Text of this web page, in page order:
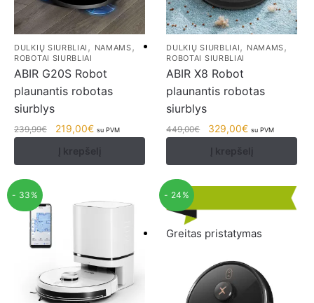
DULKIŲ SIURBLIAI , NAMAMS,
ROBOTAI SIURBLIAI
ABIR G20S Robot
plaunantis robotas
siurblys
239,99€ 219,00€ su PVM
Į krepšelį
DULKIŲ SIURBLIAI, NAMAMS,
ROBOTAI SIURBLIAI
ABIR X8 Robot
plaunantis robotas
siurblys
449,00€ 329,00€ su PVM
Į krepšelį
- 33% - 24%
Greitas pristatymas